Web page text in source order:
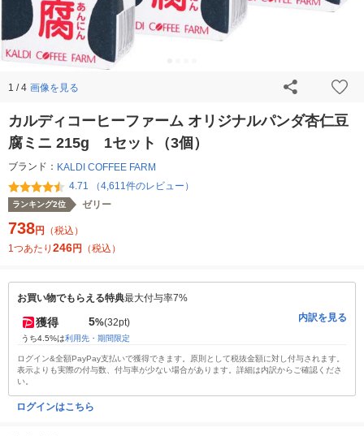
1 / 4 画像を見る
カルディコーヒーファーム オリジナルパンダ杏仁豆
腐ミニ 215g 1セット（3個）
ブランド： KALDI COFFEE FARM
4.71 （4,611件のレビュー）
ランキング2位 ゼリー
738円
（税込）
1つあたり 246円 （税込）
お買い物でもらえる特典最大付与率7%
獲得 5%(32pt)
うち4.5%は利用先・期間限定
内訳を見る
ログイン&全額PayPay支払いで獲得できます。原則として税抜金額に対し付与されます。
表示よりも実際の付与数、付与率が少ない場合があります。詳細は内訳からご確認くださ
い。
ログインはこちら